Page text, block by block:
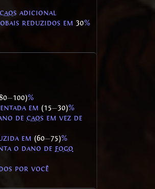
caos adicional
reduzidos em 30%
—100)%
em (15—30)%
de caos em vez de
em (60—75)%
o dano de fogo
por você